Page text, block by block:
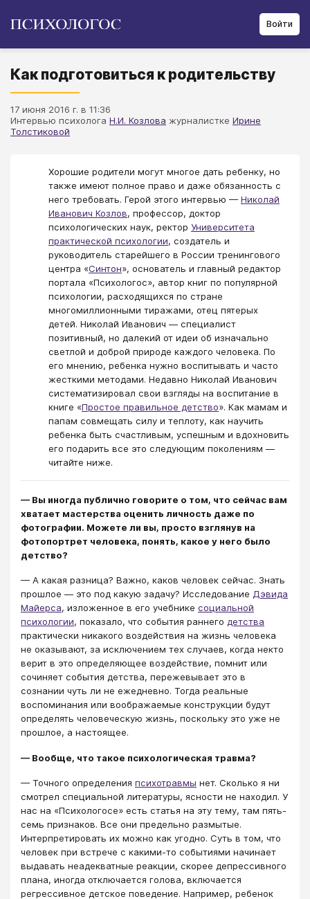
Войти
Как подготовиться к родительству
17 июня 2016 г. в 11:36
Интервью психолога Н.И. Козлова журналистке Ирине
Толстиковой
Хорошие родители могут многое дать ребенку, но
также имеют полное право и даже обязанность с
него требовать. Герой этого интервью —Николай
Иванович Козлов, профессор, доктор
психологических наук, ректор Университета
практической психологии, создатель и
руководитель старейшего в России тренингового
центра «Синтон», основатель и главный редактор
портала «Психологос», автор книг по популярной
психологии, расходящихся по стране
многомиллионными тиражами, отец пятерых
детей. Николай Иванович — специалист
позитивный, но далекий от идеи об изначально
светлой и доброй природе каждого человека. По
его мнению, ребенка нужно воспитывать и часто
жесткими методами. Недавно Николай Иванович
систематизировал свои взгляды на воспитание в
книге «Простое правильное детство». Как мамам и
папам совмещать силу и теплоту, как научить
ребенка быть счастливым, успешным и вдохновить
его подарить все это следующим поколениям —
читайте ниже.
— Вы иногда публично говорите о том, что сейчас вам
хватает мастерства оценить личность даже по
фотографии. Можете ли вы, просто взглянув на
фотопортрет человека, понять, какое у него было
детство?
— А какая разница? Важно, каков человек сейчас. Знать
прошлое — это под какую задачу? Исследование Дэвида
Майерса, изложенное в его учебнике социальной
психологии, показало, что события раннего детства
практически никакого воздействия на жизнь человека
не оказывают, за исключением тех случаев, когда некто
верит в это определяющее воздействие, помнит или
сочиняет события детства, пережевывает это в
сознании чуть ли не ежедневно. Тогда реальные
воспоминания или воображаемые конструкции будут
определять человеческую жизнь, поскольку это уже не
прошлое, а настоящее.
— Вообще, что такое психологическая травма?
— Точного определения психотравмы нет. Сколько я ни
смотрел специальной литературы, ясности не находил. У
нас на «Психологосе» есть статья на эту тему, там пять-
семь признаков. Все они предельно размытые.
Интерпретировать их можно как угодно. Суть в том, что
человек при встрече с какими-то событиями начинает
выдавать неадекватные реакции, скорее депрессивного
плана, иногда отключается голова, включается
регрессивное детское поведение. Например, ребенок